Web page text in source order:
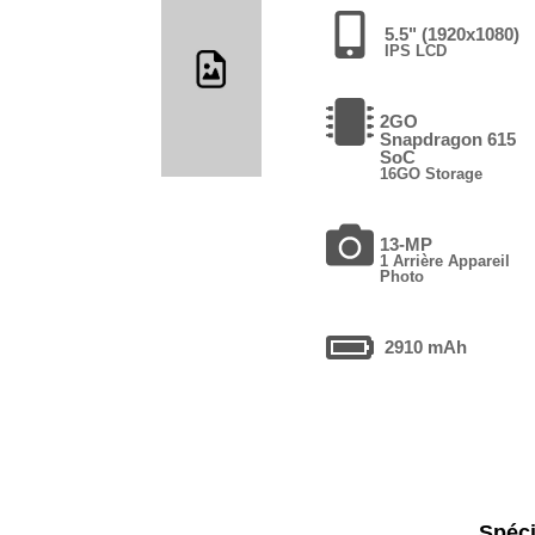
5.5" (1920x1080)
IPS LCD
2GO
Snapdragon 615
SoC
16GO Storage
13-MP
1 Arrière Appareil
Photo
2910 mAh